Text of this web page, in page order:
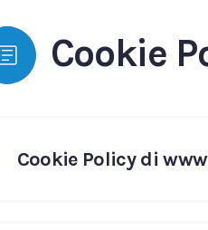
Cookie
Cookie Policy di